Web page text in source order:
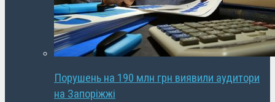
Порушень на 190 млн грн виявили аудитори
на Запоріжжі